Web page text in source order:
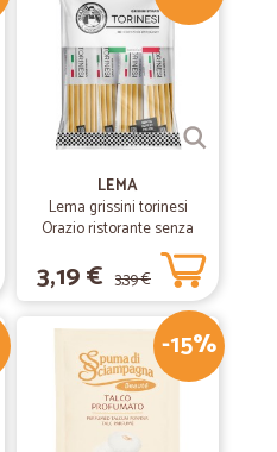
LEMA
Lema grissini torinesi
Orazio ristorante senza
olio di palma x30 gr.450
3,19 € 3,39 €
-15%